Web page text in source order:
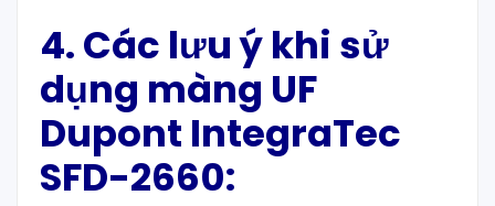
4. Các lưu ý khi sử
dụng màng UF
Dupont IntegraTec
SFD-2660: